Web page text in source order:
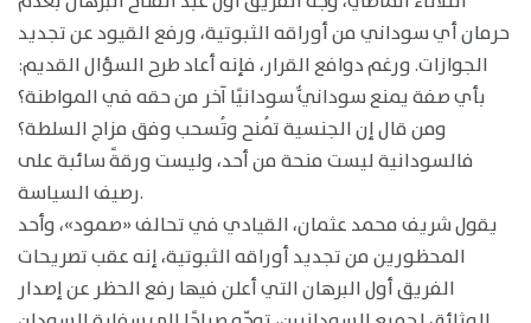
حرمان أي سوداني من أوراقه الثبوتية، ورفع القيود عن تجديد
الجوازات. ورغم دوافع القرار، فإنه أعاد طرح السؤال القديم:
بأي صفة يمنع سودانيٌّ سودانيًا آخر من حقه في المواطنة؟
ومن قال إن الجنسية تُمنح وتُسحب وفق مزاج السلطة؟
فالسودانية ليست منحة من أحد، وليست ورقةً سائبة على
رصيف السياسة.
يقول شريف محمد عثمان، القيادي في تحالف «صمود»، وأحد
المحظورين من تجديد أوراقه الثبوتية، إنه عقب تصريحات
الفريق أول البرهان التي أعلن فيها رفع الحظر عن إصدار